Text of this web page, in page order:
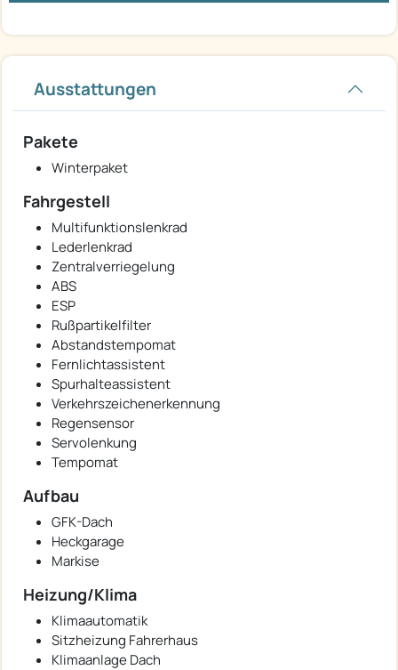
Ausstattungen
Pakete
Winterpaket
Fahrgestell
Multifunktionslenkrad
Lederlenkrad
Zentralverriegelung
ABS
ESP
Rußpartikelfilter
Abstandstempomat
Fernlichtassistent
Spurhalteassistent
Verkehrszeichenerkennung
Regensensor
Servolenkung
Tempomat
Aufbau
GFK-Dach
Heckgarage
Markise
Heizung/Klima
Klimaautomatik
Sitzheizung Fahrerhaus
Klimaanlage Dach